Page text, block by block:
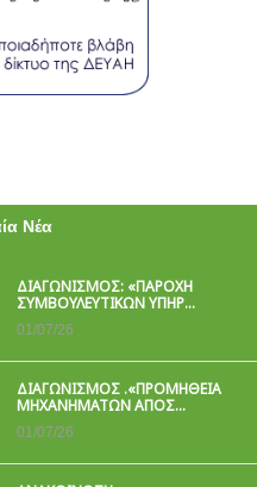
Νέα
ΔΙΑΓΩΝΙΣΜΟΣ: «ΠΑΡΟΧΉ
ΣΥΜΒΟΥΛΕΥΤΙΚΏΝ ΥΠΗΡ…
01/07/26
ΔΙΑΓΩΝΙΣΜΟΣ .«ΠΡΟΜΗΘΕΙΑ
ΜΗΧΑΝΗΜΑΤΩΝ ΑΠΟΣ…
01/07/26